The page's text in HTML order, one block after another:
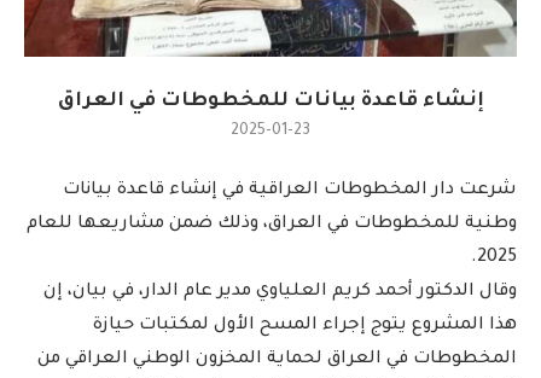
إنشاء قاعدة بيانات للمخطوطات في العراق
2025-01-23
شرعت دار المخطوطات العراقية في إنشاء قاعدة بيانات
وطنية للمخطوطات في العراق، وذلك ضمن مشاريعها للعام
2025.
وقال الدكتور أحمد كريم العلياوي مدير عام الدار، في بيان، إن
هذا المشروع يتوج إجراء المسح الأول لمكتبات حيازة
المخطوطات في العراق لحماية المخزون الوطني العراقي من